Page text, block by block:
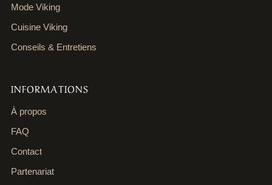
Mode Viking
Cuisine Viking
Conseils & Entretiens
INFORMATIONS
À propos
FAQ
Contact
Partenariat